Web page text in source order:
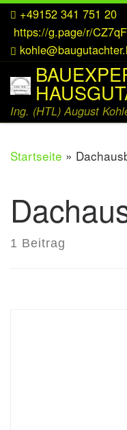
Zum Inhalt springen
+49152 341 751 20
https://g.page/r/
Ing. (HTL) August
Startseite »
1 Beitrag